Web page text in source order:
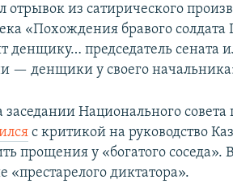
отрывок из сатирического
«Похождения бравого
денщику… председатель сената
— денщики у своего
Национального совета
с критикой на руководство
прощения у «богатого соседа».
«престарелого диктатора».